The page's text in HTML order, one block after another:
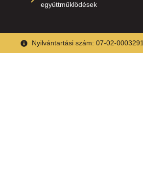
együttműklödések
Nyilvántartási szám: 07-02-0003291